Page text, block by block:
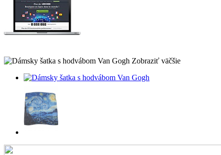
Zobraziť väčšie